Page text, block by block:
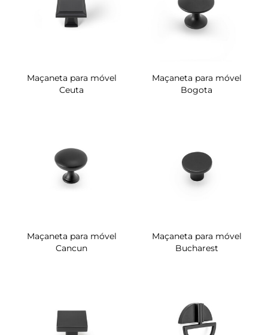
Maçaneta para móvel
Ceuta
Maçaneta para móvel
Bogota
Maçaneta para móvel
Cancun
Maçaneta para móvel
Bucharest